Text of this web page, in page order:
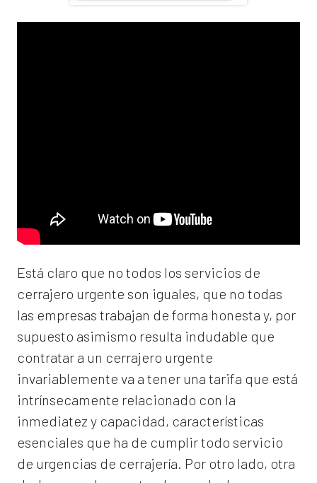
Está claro que no todos los servicios de
cerrajero urgente son iguales, que no todas
las empresas trabajan de forma honesta y, por
supuesto asimismo resulta indudable que
contratar a un cerrajero urgente
invariablemente va a tener una tarifa que está
intrínsecamente relacionado con la
inmediatez y capacidad, características
esenciales que ha de cumplir todo servicio
de urgencias de cerrajería. Por otro lado, otra